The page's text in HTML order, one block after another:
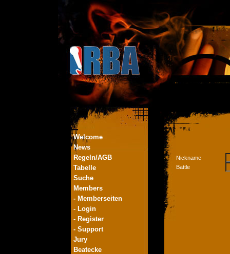
Welcome
News
Regeln/AGB
Tabelle
Suche
Members
- Memberseiten
- Login
- Register
- Support
Jury
Beatecke
Nickname
Battle